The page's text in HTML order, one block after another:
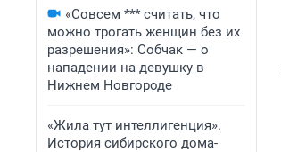
«Совсем *** считать, что
можно трогать женщин без их
разрешения»: Собчак — о
нападении на девушку в
Нижнем Новгороде
«Жила тут интеллигенция».
История сибирского дома-